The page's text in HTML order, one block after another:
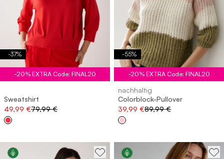
-37%
-20% EXTRA Code: FINAL20
Sweatshirt
49,99 €79,99 €
-55%
-20% EXTRA Code: FINAL20
nachhaltig
Colorblock-Pullover
39,99 €89,99 €